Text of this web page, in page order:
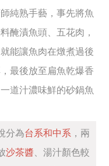
純熟手藝，事先將魚
醃漬魚頭、五花肉，
能讓魚肉在燉煮過後
最後放至扁魚乾爆香
一道汁濃味鮮的砂鍋魚
分為台系和中系 ，兩
沙茶醬 、湯汁顏色較